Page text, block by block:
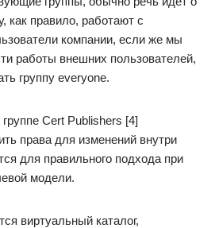
как правило, работают с
компании, если же мы
работы внешних пользователей,
группу everyone.
Cert Publishers [4]
права для изменений внутри
для правильного подхода при
модели.
виртуальный каталог,